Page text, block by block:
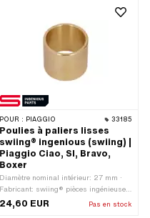
POUR : PIAGGIO 33185
Poulies à paliers lisses
swiing® ingenious (swiing) |
Piaggio Ciao, SI, Bravo,
Boxer
Diamètre nominal intérieur: 27 mm ·
Fabricant: swiing® pièces ingénieuses
· Matériau: bronze spécial pour paliers
· Ø extérieur: 31 mm · Ø intérieur:
24,60 EUR Pas en stock